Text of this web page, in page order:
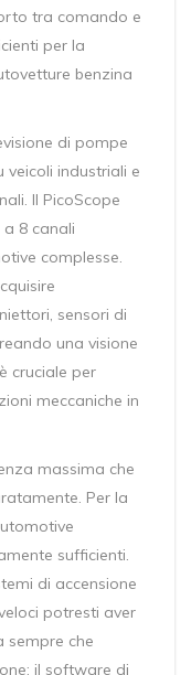
tra comando e
per la
benzina
di pompe
veicoli industriali e
Il PicoScope
a 8 canali
complesse.
sensori di
una visione
cruciale per
meccaniche in
massima che
Per la
sufficienti.
di accensione
potresti aver
sempre che
il software di